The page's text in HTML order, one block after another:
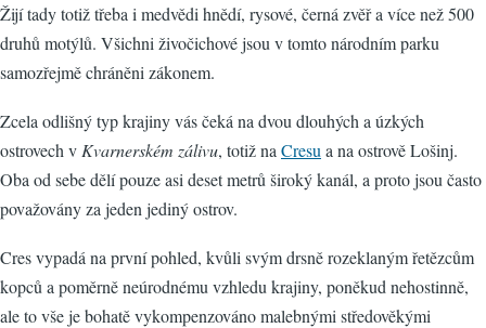
Žijí tady totiž třeba i medvědi hnědí, rysové, černá zvěř a více než 500
druhů motýlů. Všichni živočichové jsou v tomto národním parku
samozřejmě chráněni zákonem.
Zcela odlišný typ krajiny vás čeká na dvou dlouhých a úzkých
ostrovech v Kvarnerském zálivu, totiž na Cresu a na ostrově Lošinj.
Oba od sebe dělí pouze asi deset metrů široký kanál, a proto jsou často
považovány za jeden jediný ostrov.
Cres vypadá na první pohled, kvůli svým drsně rozeklaným řetězcům
kopců a poměrně neúrodnému vzhledu krajiny, poněkud nehostinně,
ale to vše je bohatě vykompenzováno malebnými středověkými